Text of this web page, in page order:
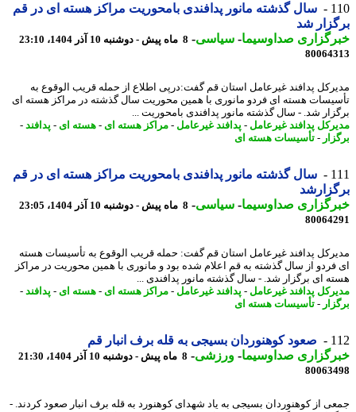
سال گذشته مانور پدافندی بامحوریت مراکز هسته ای در قم
شد
صداوسیما-سیاسی-8 ماه پیش - دوشنبه 10 آذر 1404، 23:10
پدافند غیرعامل استان قم گفت:درپی اطلاع از حمله قریب الوقوع به
هسته ای فردو مانوری با همین محوریت سال گذشته در مراکز هسته ای
شد. - سال گذشته مانور پدافندی بامحوریت ...
پدافند غیرعامل-پدافند غیرعامل-مراکز هسته ای- هسته ای- پدافند-
- تأسیسات هسته ای
سال گذشته مانور پدافندی بامحوریت مراکز هسته ای در قم
صداوسیما-سیاسی-8 ماه پیش - دوشنبه 10 آذر 1404، 23:05
پدافند غیرعامل استان قم گفت: حمله قریب الوقوع به تأسیسات هسته
از سال گذشته به قم اعلام شده بود و مانوری با همین محوریت در مراکز
ای برگزار شد. - سال گذشته مانور پدافندی ...
پدافند غیرعامل-پدافند غیرعامل-مراکز هسته ای- هسته ای- پدافند-
- تأسیسات هسته ای
صعود کوهنوردان بسیجی به قله برف انبار قم
صداوسیما-ورزشی-8 ماه پیش - دوشنبه 10 آذر 1404، 21:30
از کوهنوردان بسیجی به یاد شهدای کوهنورد به قله برف انبار صعود کردند. -